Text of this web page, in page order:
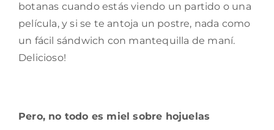
botanas cuando estás viendo un partido o una
película, y si se te antoja un postre, nada como
un fácil sándwich con mantequilla de maní.
Delicioso!
Pero, no todo es miel sobre hojuelas